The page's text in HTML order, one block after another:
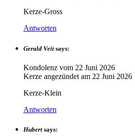
Kerze-Gross
Antworten
Gerald Veit says:
Kondolenz vom 22 Juni 2026
Kerze angezündet am 22 Juni 2026
Kerze-Klein
Antworten
Hubert says: